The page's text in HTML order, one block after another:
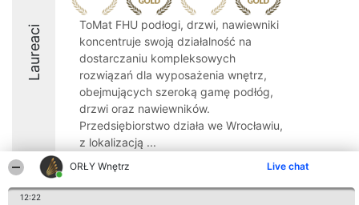
ORŁY Wnętrz Live chat
12:22
Laureaci
ToMat FHU podłogi, drzwi, nawiewniki
koncentruje swoją działalność na
dostarczaniu kompleksowych
rozwiązań dla wyposażenia wnętrz,
obejmujących szeroką gamę podłóg,
drzwi oraz nawiewników.
Przedsiębiorstwo działa we Wrocławiu,
z lokalizacją ...
9.7